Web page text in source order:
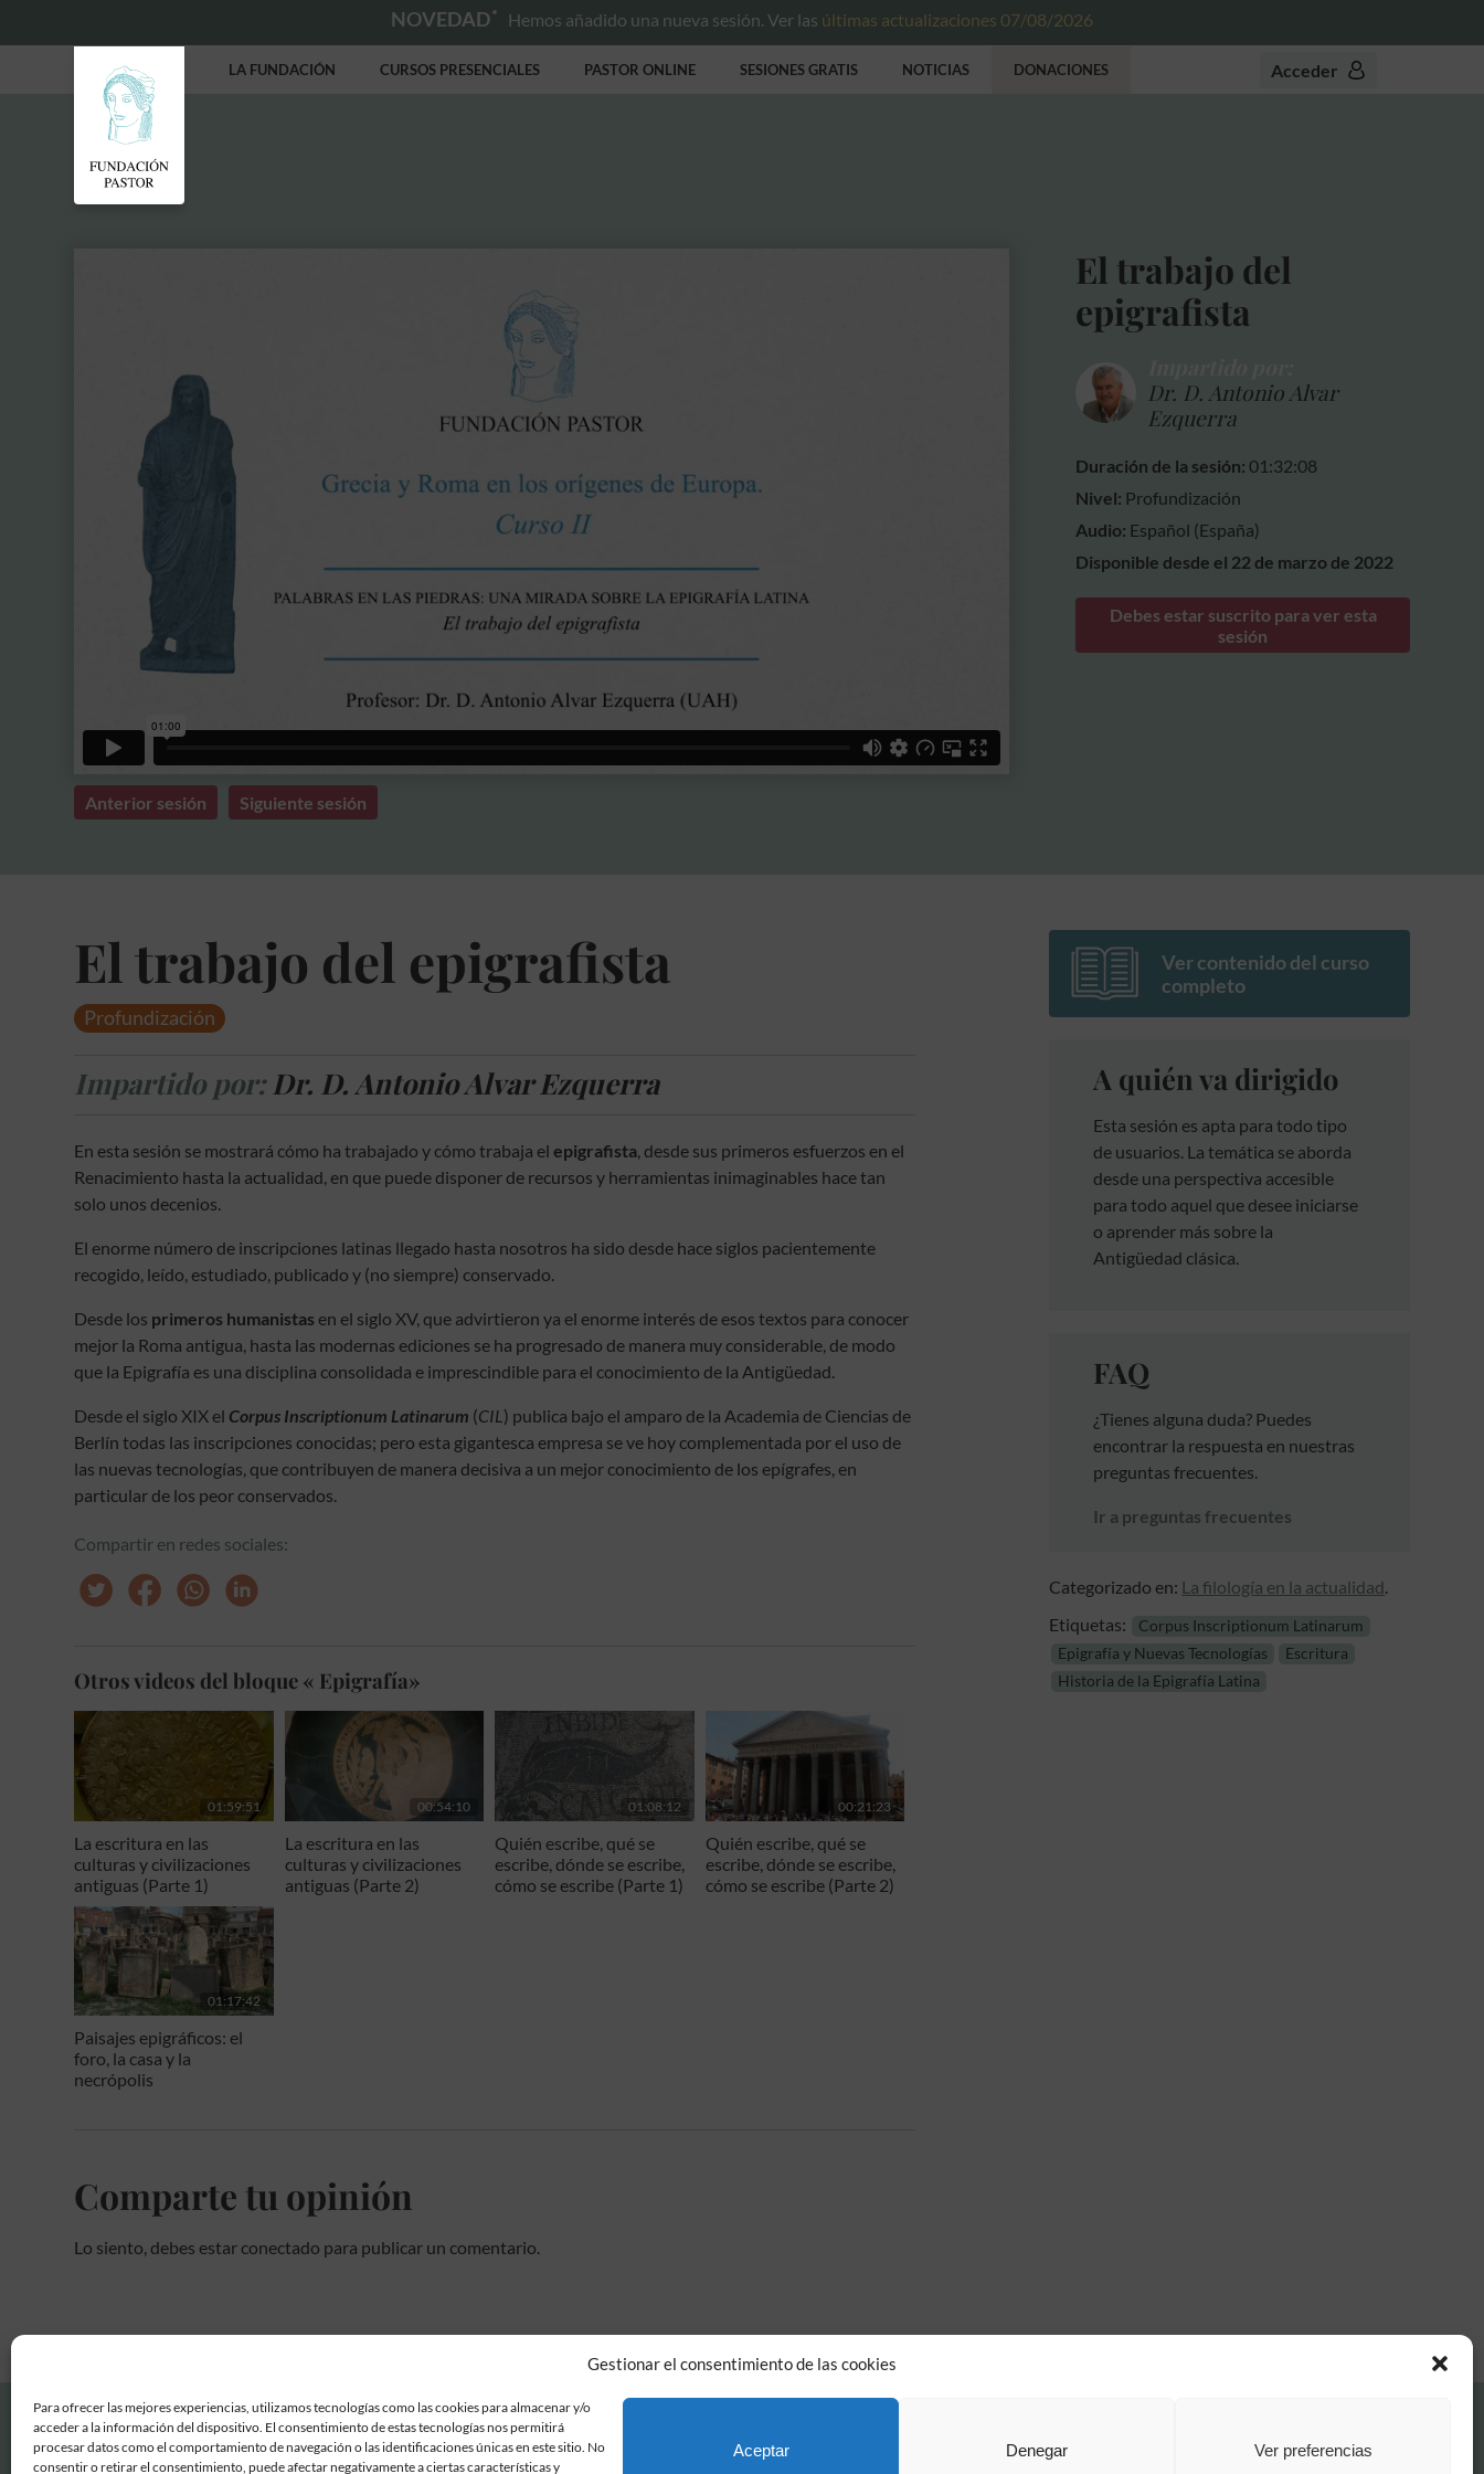
Gestionar el consentimiento de las cookies
Para ofrecer las mejores experiencias, utilizamos tecnologías como las cookies para almacenar y/o
acceder a la información del dispositivo. El consentimiento de estas tecnologías nos permitirá
procesar datos como el comportamiento de navegación o las identificaciones únicas en este sitio. No
consentir o retirar el consentimiento, puede afectar negativamente a ciertas características y
Aceptar Denegar Ver preferencias
NOVEDAD Hemos añadido una nueva sesión. Ver las últimas actualizaciones 07/08/2026
LA FUNDACIÓN CURSOS PRESENCIALES PASTOR ONLINE SESIONES GRATIS NOTICIAS DONACIONES Acceder
El trabajo del
epigrafista
Dr. D. Antonio Alvar
Ezquerra
Duración de la sesión: 01:32:08
Nivel: Profundización
Audio: Español (España)
Disponible desde el 22 de marzo de 2022
Debes estar suscrito para ver esta
sesión
Anterior sesión Siguiente sesión
El trabajo del epigrafista
Profundización
Impartido por: Dr. D. Antonio Alvar Ezquerra
En esta sesión se mostrará cómo ha trabajado y cómo trabaja elepigrafista, desde sus primeros esfuerzos en el
Renacimiento hasta la actualidad, en que puede disponer de recursos y herramientas inimaginables hace tan
solo unos decenios.
El enorme número de inscripciones latinas llegado hasta nosotros ha sido desde hace siglos pacientemente
recogido, leído, estudiado, publicado y (no siempre) conservado.
Desde los primeros humanistas en el siglo XV, que advirtieron ya el enorme interés de esos textos para conocer
mejor la Roma antigua, hasta las modernas ediciones se ha progresado de manera muy considerable, de modo
que la Epigrafía es una disciplina consolidada e imprescindible para el conocimiento de la Antigüedad.
Desde el siglo XIX el Corpus Inscriptionum Latinarum (CIL ) publica bajo el amparo de la Academia de Ciencias de
Berlín todas las inscripciones conocidas; pero esta gigantesca empresa se ve hoy complementada por el uso de
las nuevas tecnologías, que contribuyen de manera decisiva a un mejor conocimiento de los epígrafes, en
particular de los peor conservados.
Compartir en redes sociales:
Otros videos del bloque « Epigrafía»
01:59:51
La escritura en las
culturas y civilizaciones
antiguas (Parte 1)
00:54:10
La escritura en las
culturas y civilizaciones
antiguas (Parte 2)
01:08:12
Quién escribe, qué se
escribe, dónde se escribe,
cómo se escribe (Parte 1)
00:21:23
Quién escribe, qué se
escribe, dónde se escribe,
cómo se escribe (Parte 2)
01:17:42
Paisajes epigráficos: el
foro, la casa y la
necrópolis
Comparte tu opinión
Lo siento, debes estar conectado para publicar un comentario.
Ver contenido del curso
completo
A quién va dirigido
Esta sesión es apta para todo tipo
de usuarios. La temática se aborda
desde una perspectiva accesible
para todo aquel que desee iniciarse
o aprender más sobre la
Antigüedad clásica.
FAQ
¿Tienes alguna duda? Puedes
encontrar la respuesta en nuestras
preguntas frecuentes.
Ir a preguntas frecuentes
Categorizado en: La filología en la actualidad.
Etiquetas:
Corpus Inscriptionum Latinarum
Epigrafía y Nuevas Tecnologías
Escritura
Historia de la Epigrafía Latina
Calle Serrano, 107. Madrid, 28006.
Condiciones de contratación